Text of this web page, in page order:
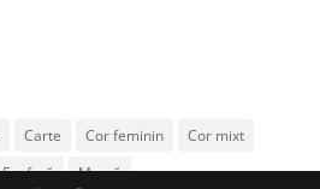
Carte Cor feminin
Cor mixt
Fanfară Mamă